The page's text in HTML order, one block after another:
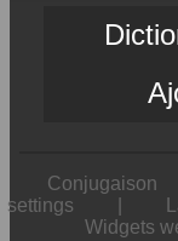
Conjugaison
settings
Widgets